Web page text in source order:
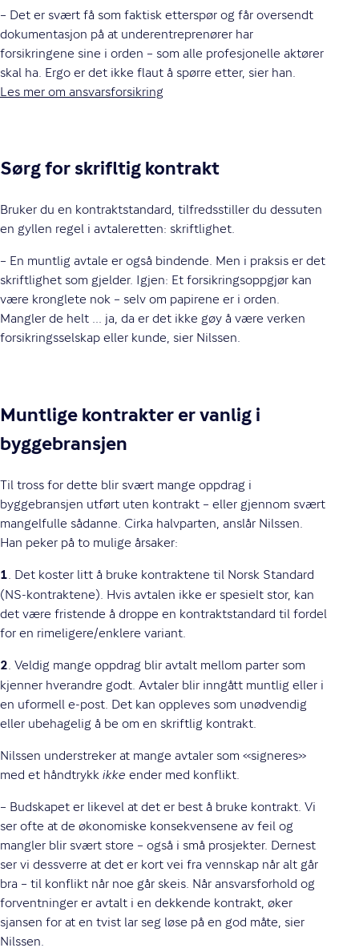
– Det er svært få som faktisk etterspør og får oversendt
dokumentasjon på at underentreprenører har
forsikringene sine i orden – som alle profesjonelle aktører
skal ha. Ergo er det ikke flaut å spørre etter, sier han.
Les mer om ansvarsforsikring
Sørg for skrifltig kontrakt
Bruker du en kontraktstandard, tilfredsstiller du dessuten
en gyllen regel i avtaleretten: skriftlighet.
– En muntlig avtale er også bindende. Men i praksis er det
skriftlighet som gjelder. Igjen: Et forsikringsoppgjør kan
være kronglete nok – selv om papirene er i orden.
Mangler de helt ... ja, da er det ikke gøy å være verken
forsikringsselskap eller kunde, sier Nilssen.
Muntlige kontrakter er vanlig i
byggebransjen
Til tross for dette blir svært mange oppdrag i
byggebransjen utført uten kontrakt – eller gjennom svært
mangelfulle sådanne. Cirka halvparten, anslår Nilssen.
Han peker på to mulige årsaker:
1. Det koster litt å bruke kontraktene til Norsk Standard
(NS-kontraktene). Hvis avtalen ikke er spesielt stor, kan
det være fristende å droppe en kontraktstandard til fordel
for en rimeligere/enklere variant.
2. Veldig mange oppdrag blir avtalt mellom parter som
kjenner hverandre godt. Avtaler blir inngått muntlig eller i
en uformell e-post. Det kan oppleves som unødvendig
eller ubehagelig å be om en skriftlig kontrakt.
Nilssen understreker at mange avtaler som «signeres»
med et håndtrykk ikke ender med konflikt.
– Budskapet er likevel at det er best å bruke kontrakt. Vi
ser ofte at de økonomiske konsekvensene av feil og
mangler blir svært store – også i små prosjekter. Dernest
ser vi dessverre at det er kort vei fra vennskap når alt går
bra – til konflikt når noe går skeis. Når ansvarsforhold og
forventninger er avtalt i en dekkende kontrakt, øker
sjansen for at en tvist lar seg løse på en god måte, sier
Nilssen.